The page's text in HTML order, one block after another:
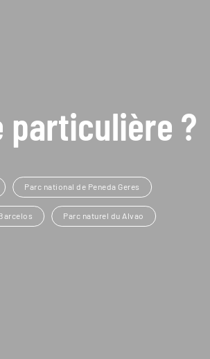
particulière ?
Parc national de Peneda Geres
Parc naturel du Alvao